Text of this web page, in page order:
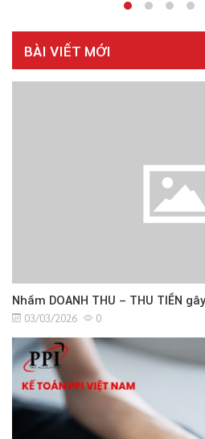
BÀI VIẾT MỚI
Nhầm DOANH THU – THU TIỀN
03/03/2026 0